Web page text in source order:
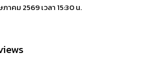
าคม 2569 เวลา 15:30 น.